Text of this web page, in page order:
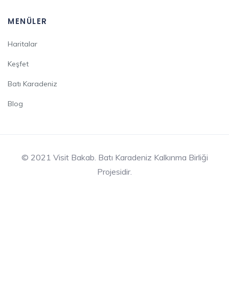
MENÜLER
Haritalar
Keşfet
Batı Karadeniz
Blog
© 2021 Visit Bakab. Batı Karadeniz Kalkınma Birliği
Projesidir.